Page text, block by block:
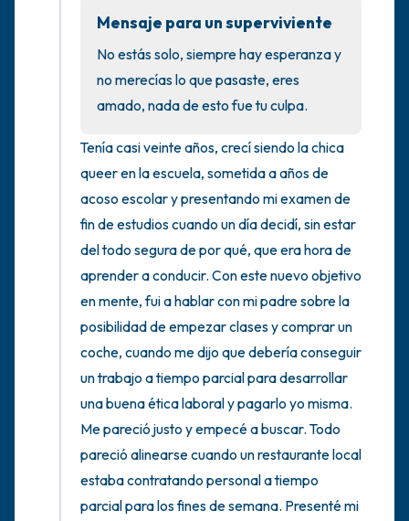
Mensaje para un superviviente
No estás solo, siempre hay esperanza y
no merecías lo que pasaste, eres
amado, nada de esto fue tu culpa.
Tenía casi veinte años, crecí siendo la chica
queer en la escuela, sometida a años de
acoso escolar y presentando mi examen de
fin de estudios cuando un día decidí, sin estar
del todo segura de por qué, que era hora de
aprender a conducir. Con este nuevo objetivo
en mente, fui a hablar con mi padre sobre la
posibilidad de empezar clases y comprar un
coche, cuando me dijo que debería conseguir
un trabajo a tiempo parcial para desarrollar
una buena ética laboral y pagarlo yo misma.
Me pareció justo y empecé a buscar. Todo
pareció alinearse cuando un restaurante local
estaba contratando personal a tiempo
parcial para los fines de semana. Presenté mi
5 – cosas que puedes ver (puedes mirar
dentro de la habitación y por la ventana)
4 – cosas que puedes sentir (¿qué hay
frente a ti que puedas tocar?)
3 – cosas que puedes oír
2 – cosas que puedes oler
1 – cosa que te gusta de ti mismo.
Respira hondo para terminar.